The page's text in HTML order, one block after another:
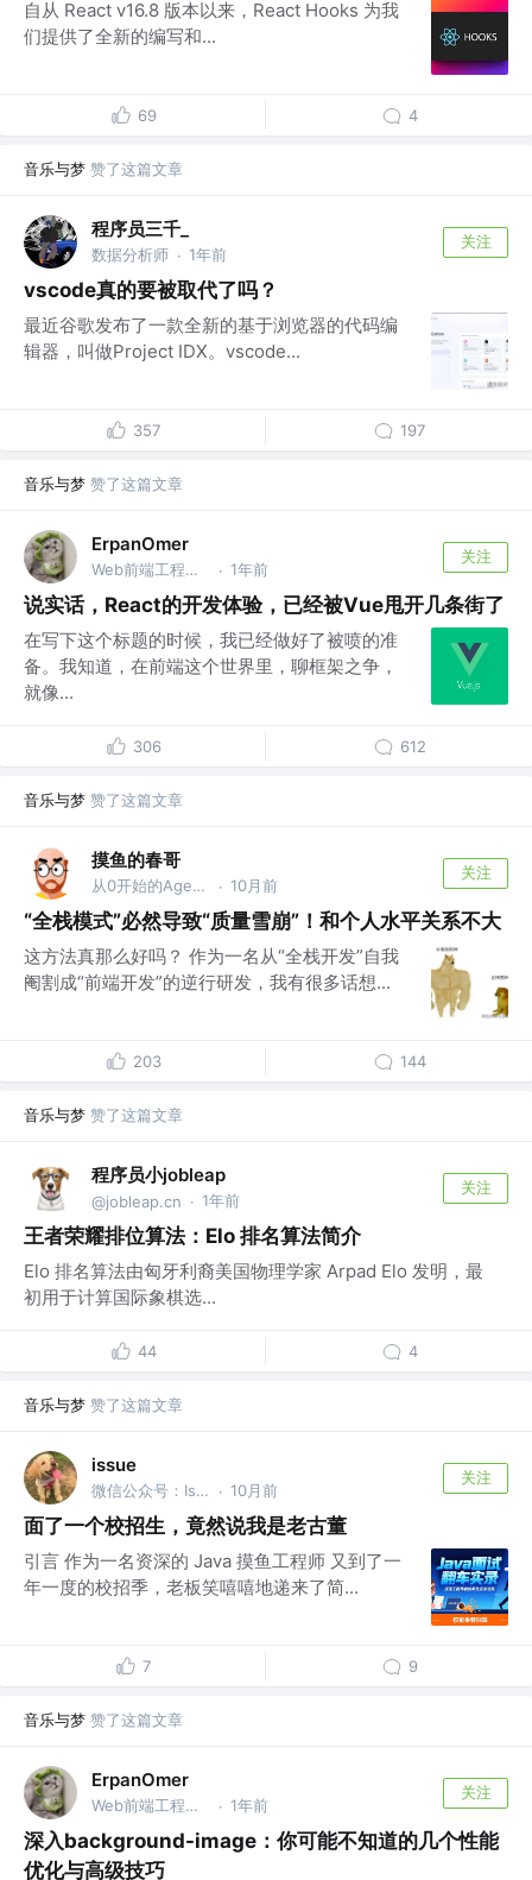
自从 React v16.8 版本以来，React Hooks 为我
们提供了全新的编写和...
69 4
音乐与梦 赞了这篇文章
程序员三千_
数据分析师 · 1年前
关注
vscode真的要被取代了吗？
最近谷歌发布了一款全新的基于浏览器的代码编
辑器，叫做Project IDX。vscode...
357 197
音乐与梦 赞了这篇文章
ErpanOmer
Web前端工程师 @跨境 · 1年前
关注
说实话，React的开发体验，已经被Vue甩开几条街了
在写下这个标题的时候，我已经做好了被喷的准
备。我知道，在前端这个世界里，聊框架之争，
就像...
306 612
音乐与梦 赞了这篇文章
摸鱼的春哥
从0开始的Agent之旅 · 10月前
关注
“全栈模式”必然导致“质量雪崩”！和个人水平关系不大
这方法真那么好吗？ 作为一名从“全栈开发”自我
阉割成“前端开发”的逆行研发，我有很多话想...
203 144
音乐与梦 赞了这篇文章
程序员小jobleap
@jobleap.cn · 1年前
关注
王者荣耀排位算法：Elo 排名算法简介
Elo 排名算法由匈牙利裔美国物理学家 Arpad Elo 发明，最
初用于计算国际象棋选...
44 4
音乐与梦 赞了这篇文章
issue
微信公众号：Issues · 10月前
关注
面了一个校招生，竟然说我是老古董
引言 作为一名资深的 Java 摸鱼工程师 又到了一
年一度的校招季，老板笑嘻嘻地递来了简...
7 9
音乐与梦 赞了这篇文章
ErpanOmer
Web前端工程师 @跨境 · 1年前
关注
深入background-image：你可能不知道的几个性能
优化与高级技巧